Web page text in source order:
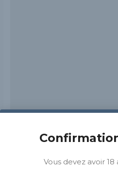
Grand Est
Vous devez avoir